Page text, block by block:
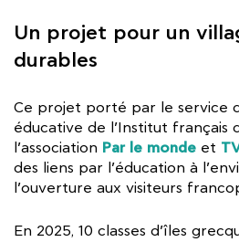
Un projet pour un
durables
Ce projet porté par le service
éducative de l’Institut français
l’association Par le monde et
des liens par l’éducation à
l’ouverture aux visiteurs
En 2025, 10 classes d’îles